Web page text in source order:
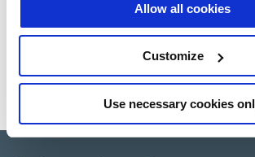
Allow all cookies
Customize
Use necessary cookies
Documentos
Vea todas las publicaciones relacionadas
Biblioteca bibliográfica de productos.